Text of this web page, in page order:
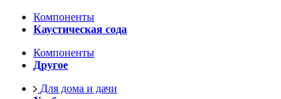
Компоненты
Каустическая сода
Компоненты
Другое
Для дома и дачи